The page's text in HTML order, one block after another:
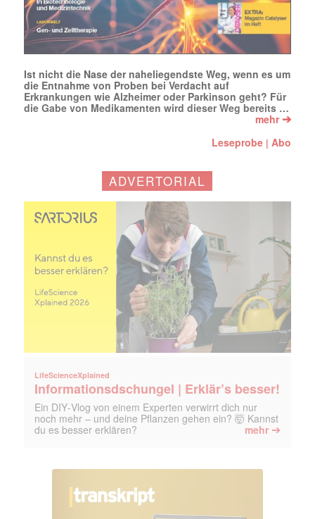
Ist nicht die Nase der naheliegendste Weg, wenn es um
die Entnahme von Proben bei Verdacht auf
Erkrankungen wie Alzheimer oder Parkinson geht? Für
die Gabe von Medikamenten wird dieser Weg bereits …
mehr➔
Leseprobe |Abo
ADVERTORIAL
LifeScienceXplained
Informationsdschungel | Erklär’s besser!
Ein DIY‑Vlog von einem Experten verwirrt dich nur
noch mehr – und deine Pflanzen gehen ein? 🤯 Kannst
du es besser erklären?
mehr ➔